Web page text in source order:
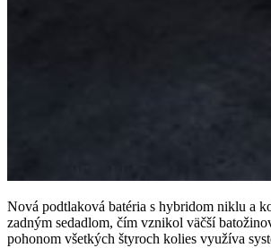
Nová podtlaková batéria s hybridom niklu a
zadným sedadlom, čím vznikol väčší
pohonom všetkých štyroch kolies využíva